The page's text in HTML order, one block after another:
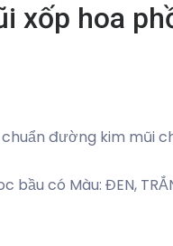
xốp hoa
đường kim mũi
có Màu: ĐEN,